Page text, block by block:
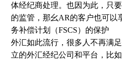
体经纪商处理。也因为此，只
的监管，那幺AR的客户也可以
务补偿计划（FSCS）的保护
外汇如此流行，很多人不再满
立的外汇经纪公司和平台，比